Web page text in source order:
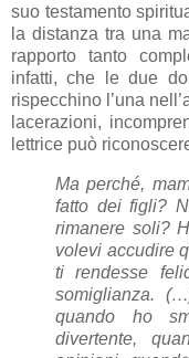
suo testamento
la distanza tra una
rapporto tanto
infatti, che le due
rispecchino l’una
lacerazioni,
lettrice può
Ma perché,
fatto dei figli?
rimanere soli?
volevi accudire
ti rendesse
somiglianza.
quando ho
divertente,